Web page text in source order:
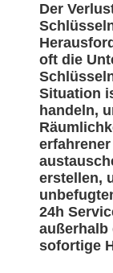
Der
oft die
Situation
handeln,
erstellen,
24h
außerhalb
sofortige